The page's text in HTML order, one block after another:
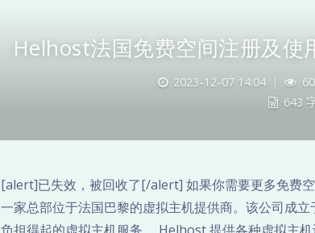
Helhost法国免费空间注册及使
2023-12-07 14:04 |
643
[alert]已失效，被回收了[/alert] 如果你需要更多免费
一家总部位于法国巴黎的虚拟主机提供商。该公司成